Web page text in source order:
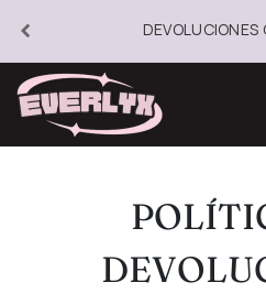
DEVOLUCIONES